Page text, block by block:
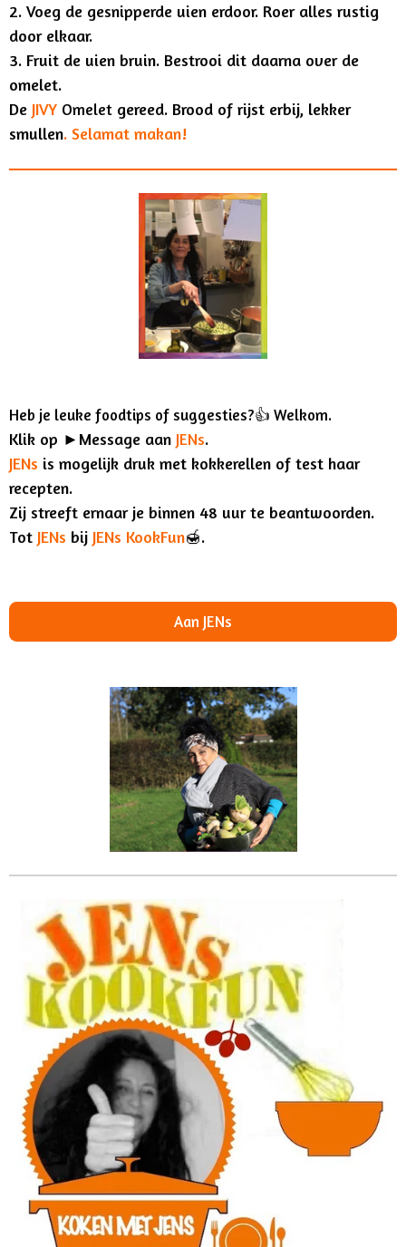
2. Voeg de gesnipperde uien erdoor. Roer alles rustig
door elkaar.
3. Fruit de uien bruin. Bestrooi dit daarna over de
omelet.
De JIVY Omelet gereed. Brood of rijst erbij, lekker
smullen. Selamat makan!
Heb je leuke foodtips of suggesties?👍 Welkom.
Klik op ►Message aan JENs.
JENs is mogelijk druk met kokkerellen of test haar
recepten.
Zij streeft ernaar je binnen 48 uur te beantwoorden.
Tot JENs bij JENs KookFun🍯.
Aan JENs